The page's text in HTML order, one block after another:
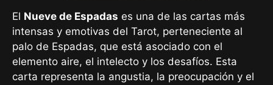
El Nueve de Espadas es una de las cartas más
intensas y emotivas del Tarot, perteneciente al
palo de Espadas, que está asociado con el
elemento aire, el intelecto y los desafíos. Esta
carta representa la angustia, la preocupación y el